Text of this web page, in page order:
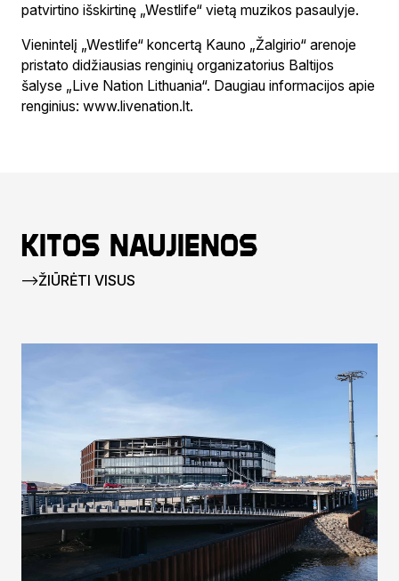
patvirtino išskirtinę „Westlife“ vietą muzikos pasaulyje.
Vienintelį „Westlife“ koncertą Kauno „Žalgirio“ arenoje
pristato didžiausias renginių organizatorius Baltijos
šalyse „Live Nation Lithuania“. Daugiau informacijos apie
renginius: www.livenation.lt.
Kitos naujienos
ŽIŪRĖTI VISUS